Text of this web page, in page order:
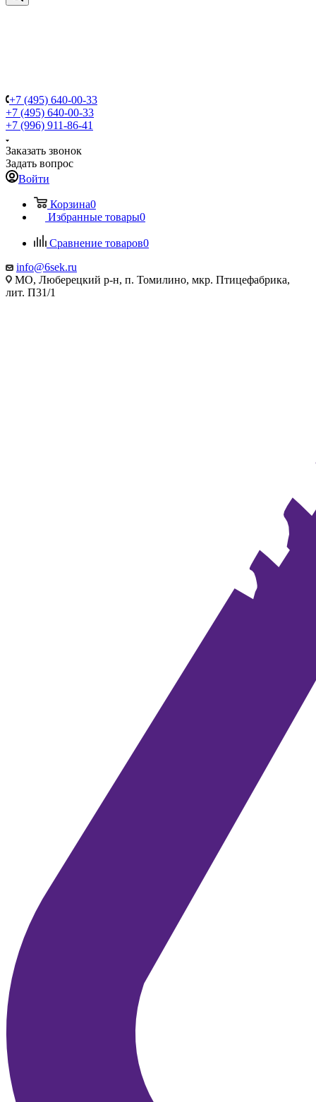
+7 (495) 640-00-33
+7 (495) 640-00-33
+7 (996) 911-86-41
Заказать звонок
Задать вопрос
Войти
Корзина0
Избранные товары0
Сравнение товаров0
info@6sek.ru
МО, Люберецкий р-н, п. Томилино, мкр. Птицефабрика,
лит. П31/1